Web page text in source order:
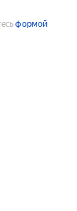
формой